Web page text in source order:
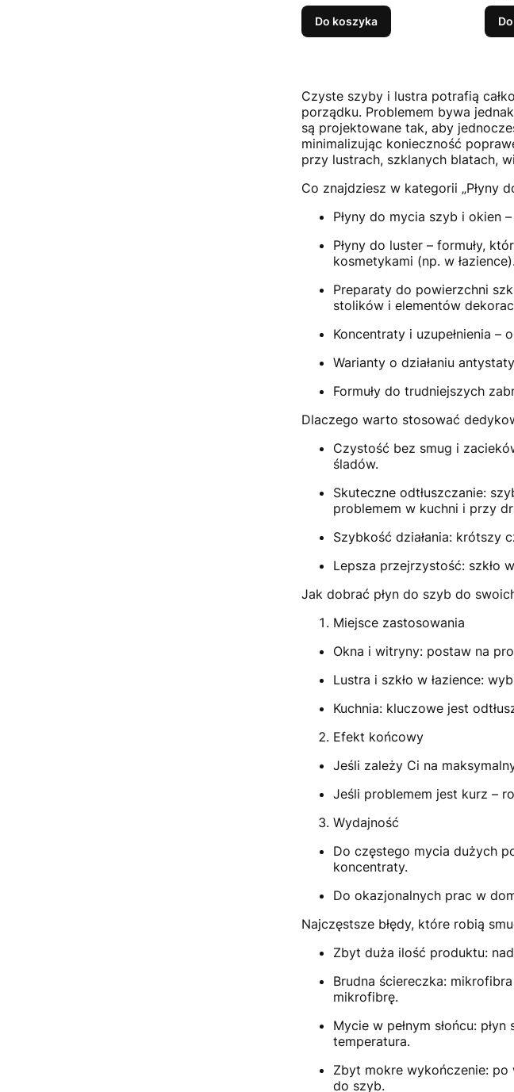
Do koszyka
Czyste szyby i lustra potrafią
porządku. Problemem bywa
są projektowane tak, aby
minimalizując konieczność
przy lustrach, szklanych blatach,
Co znajdziesz w kategorii „Płyny
Płyny do mycia szyb i okien
Płyny do luster – formuły,
kosmetykami (np. w łazience).
Preparaty do powierzchni
stolików i elementów
Koncentraty i uzupełnienia
Warianty o działaniu
Formuły do trudniejszych
Dlaczego warto stosować
Czystość bez smug i
śladów.
Skuteczne odtłuszczanie:
problemem w kuchni i przy
Szybkość działania: krótszy
Lepsza przejrzystość: szkło
Jak dobrać płyn do szyb do
Miejsce zastosowania
Okna i witryny: postaw na
Lustra i szkło w łazience:
Kuchnia: kluczowe jest
Efekt końcowy
Jeśli zależy Ci na
Jeśli problemem jest kurz –
Wydajność
Do częstego mycia dużych
koncentraty.
Do okazjonalnych prac w
Najczęstsze błędy, które robią
Zbyt duża ilość produktu:
Brudna ściereczka:
mikrofibrę.
Mycie w pełnym słońcu:
temperatura.
Zbyt mokre wykończenie:
do szyb.